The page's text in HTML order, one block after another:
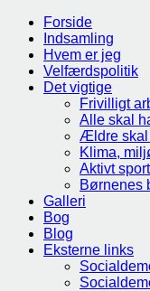
Forside
Indsamling
Hvem er jeg
Velfærdspolitik
Det vigtige
Frivilligt
Alle skal
Ældre skal
Klima,
Aktivt
Børnenes
Galleri
Bog
Blog
Eksterne links